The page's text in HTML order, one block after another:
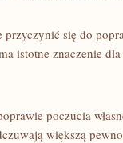
się do
istotne ‌znaczenie⁤
poczucia
większą